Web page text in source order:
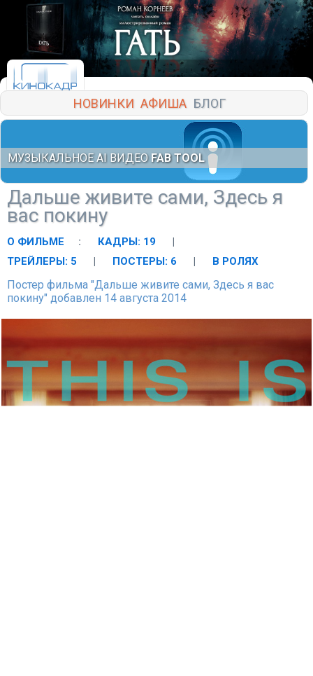
НОВИНКИ АФИША БЛОГ
МУЗЫКАЛЬНОЕ AI ВИДЕО FAB TOOL
Дальше живите сами, Здесь я
вас покину
О ФИЛЬМЕ : КАДРЫ: 19
|
ТРЕЙЛЕРЫ: 5
| ПОСТЕРЫ: 6 | В РОЛЯХ
Постер фильма "Дальше живите сами, Здесь я вас
покину" добавлен 14 августа 2014